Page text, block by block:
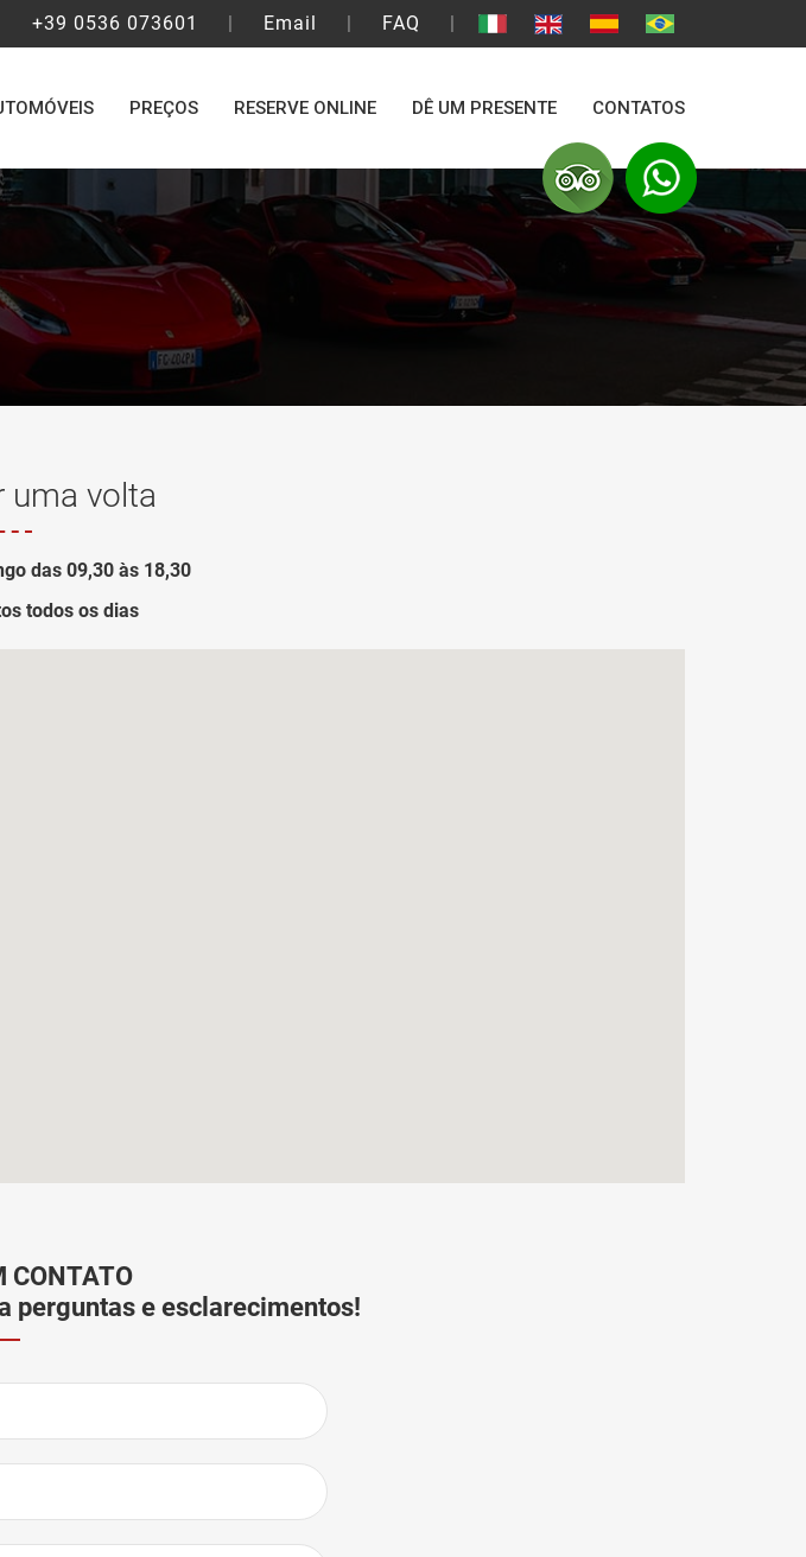
+39 0536 073601 | Email | FAQ |
PREÇOS RESERVE ONLINE DÊ UM PRESENTE CONTATOS
uma volta
das 09,30 às 18,30
todos os dias
CONTATO
perguntas e esclarecimentos!